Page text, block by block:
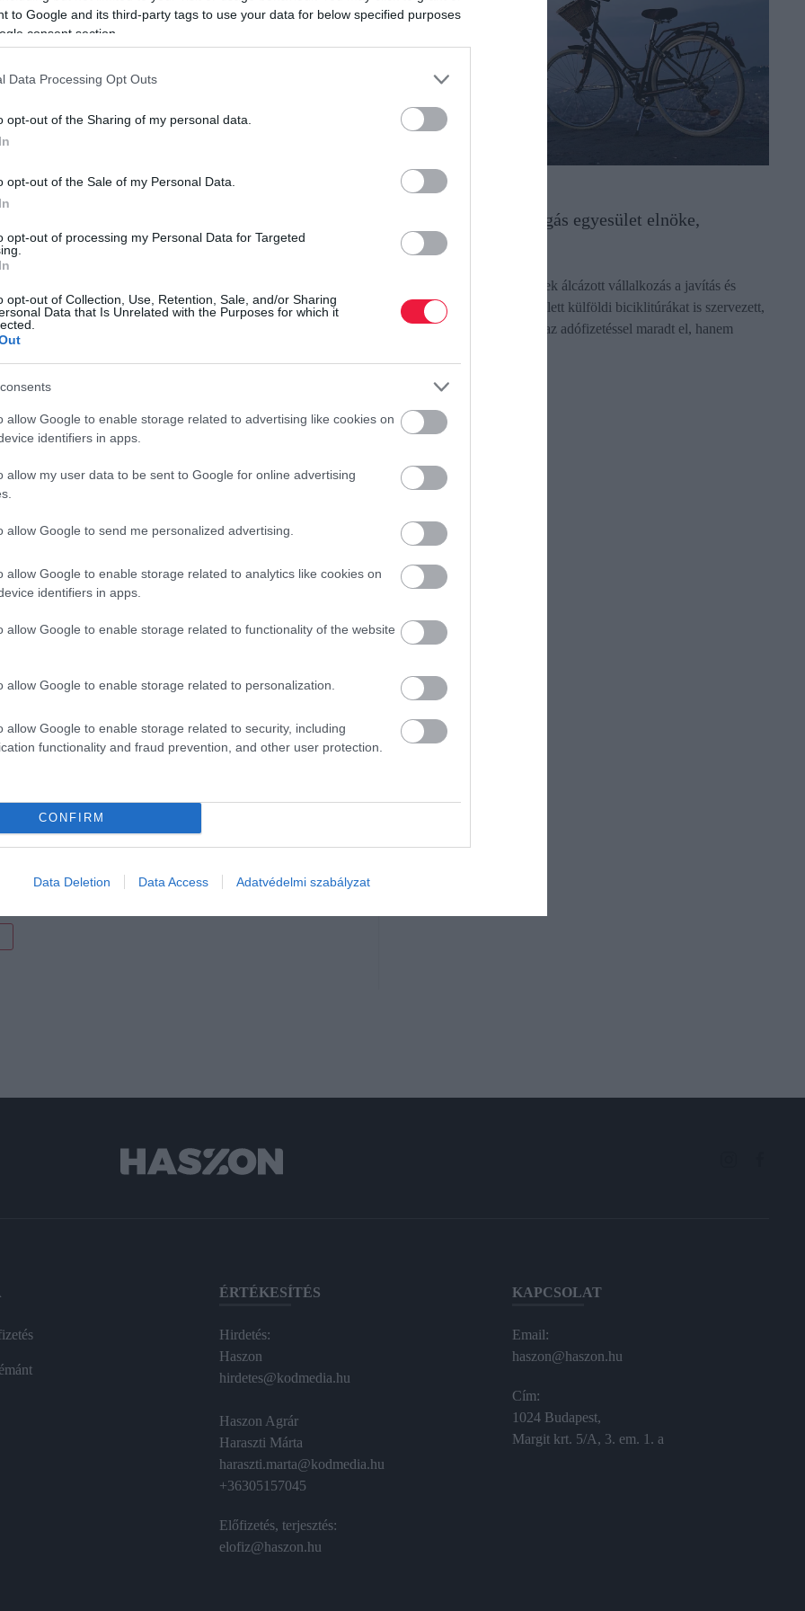
to Google and its third-party tags to use your data for below specified purposes
consent section.
Data Processing Opt Outs
opt-out of the Sharing of my personal data.
opt-out of the Sale of my Personal Data.
opt-out of processing my Personal Data for Targeted
opt-out of Collection, Use, Retention, Sale, and/or Sharing
Data that Is Unrelated with the Purposes for which it
allow Google to enable storage related to advertising like cookies on
identifiers in apps.
allow my user data to be sent to Google for online advertising
allow Google to send me personalized advertising.
allow Google to enable storage related to analytics like cookies on
identifiers in apps.
allow Google to enable storage related to functionality of the website
allow Google to enable storage related to personalization.
allow Google to enable storage related to security, including
functionality and fraud prevention, and other user protection.
CONFIRM
Data Deletion Data Access Adatvédelmi szabályzat
a minimuma
jogosultságot szereztek.
ok, ami miatt azonnal nyugdíjba kellene vonulni,
eléréséhez még szükséges időszak alatt, a szolgálati idő
írja a
ha 15 év szolgálati idővel rendelkezik valaki, akkor a
idő esetén 51%-ra
évenkénti emelésekben és a
újraszámítását
összegben (az esetleges levonások nélkül) a
alakult ellátásuk összegét, feltéve, hogy az ellátásuk
-
írta korábban Farkas András nyugdíjszakértő.
szerzett kereset járulék- és szocho-köteles,
forint = 5.234.400 forint) elérésére, mert az elérés
előtti ellátás vagy a szolgálati járandóság összegét.
és szocho-köteles keresetet is figyelembe kell venni a
során hosszabb szolgálati időt és az eredeti ellátás
szorzókat lehet figyelembe venni.Vesztenivalójuk
újraszámítás eredményeként.
hat hónapra jár,
kérelem benyújtására vonatkozó korábbi időkorlát már
ADÓ
Tilosba hajtott a bringás egyesület elnöke,
megállította a NAV
Egy kerékpáros egyesületnek álcázott vállalkozás a javítás és
alkatrész-kereskedelem mellett külföldi biciklitúrákat is szervezett,
de kiderült, hogy nemcsak az adófizetéssel maradt el, hanem
ÉRTÉKESÍTÉS
Hirdetés:
Haszon
hirdetes@kodmedia.hu
Haszon Agrár
Haraszti Márta
haraszti.marta@kodmedia.hu
+36305157045
Előfizetés, terjesztés:
elofiz@haszon.hu
KAPCSOLAT
Email:
haszon@haszon.hu
Cím:
1024 Budapest,
Margit krt. 5/A, 3. em. 1. a